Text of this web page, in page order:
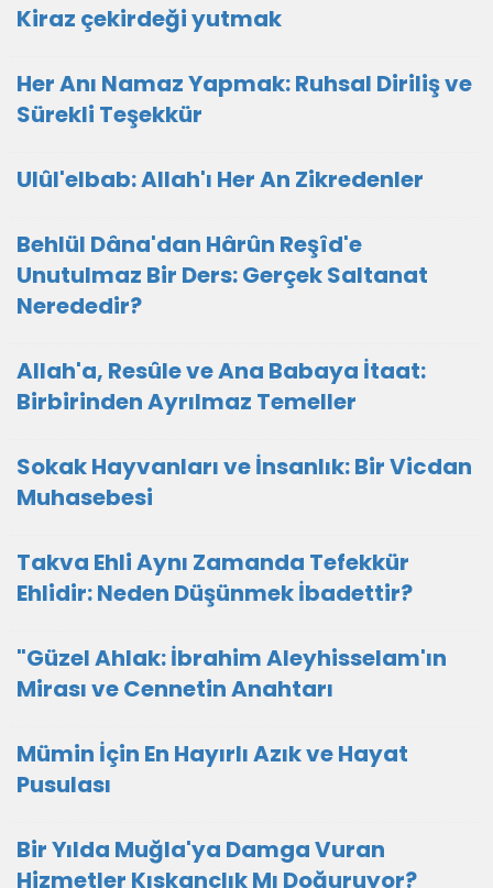
Kiraz çekirdeği yutmak
Her Anı Namaz Yapmak: Ruhsal Diriliş ve
Sürekli Teşekkür
Ulûl'elbab: Allah'ı Her An Zikredenler
Behlül Dâna'dan Hârûn Reşîd'e
Unutulmaz Bir Ders: Gerçek Saltanat
Nerededir?
Allah'a, Resûle ve Ana Babaya İtaat:
Birbirinden Ayrılmaz Temeller
Sokak Hayvanları ve İnsanlık: Bir Vicdan
Muhasebesi
Takva Ehli Aynı Zamanda Tefekkür
Ehlidir: Neden Düşünmek İbadettir?
"Güzel Ahlak: İbrahim Aleyhisselam'ın
Mirası ve Cennetin Anahtarı
Mümin İçin En Hayırlı Azık ve Hayat
Pusulası
Bir Yılda Muğla'ya Damga Vuran
Hizmetler Kıskançlık Mı Doğuruyor?